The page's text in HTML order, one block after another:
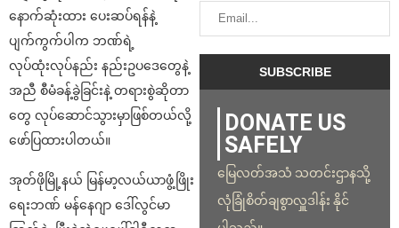
နောက်ဆုံးထား ပေးဆပ်ရန်နဲ့
ပျက်ကွက်ပါက ဘဏ်ရဲ့
လုပ်ထုံးလုပ်နည်း နည်းဥပဒေတွေနဲ့
အညီ စီမံခန့်ခွဲခြင်းနဲ့ တရားစွဲဆိုတာ
တွေ လုပ်ဆောင်သွားမှာဖြစ်တယ်လို့
ဖော်ပြထားပါတယ်။
အုတ်ဖိုမြို့နယ် မြန်မာ့လယ်ယာဖွံ့ဖြိုး
ရေးဘဏ် မန်နေဂျာ ဒေါ်လွင်မာ
DONATE US
SAFELY
မြေလတ်အသံ သတင်းဌာနသို့
လုံခြုံစိတ်ချစွာလှူဒါန်း နိုင်